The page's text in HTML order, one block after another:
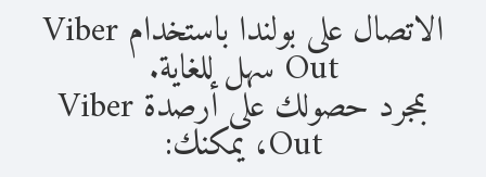
الاتصال على بولندا باستخدام Viber
Out سهل للغاية.
بمجرد حصولك على أرصدة Viber
Out، يمكنك: